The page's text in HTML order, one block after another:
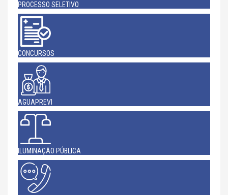
PROCESSO SELETIVO
CONCURSOS
AGUAPREVI
ILUMINAÇÃO PÚBLICA